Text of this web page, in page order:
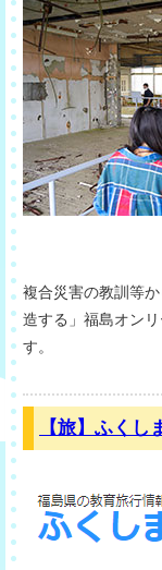
複合災害の教訓等
造する」福島オン
す。
【旅】ふくし